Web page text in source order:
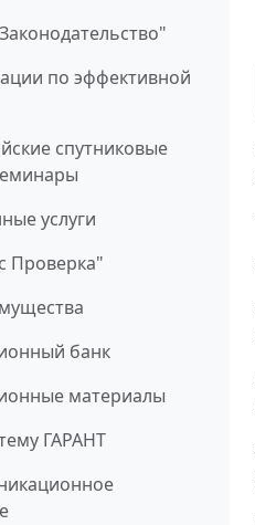
по эффективной
спутниковые
услуги
Проверка"
банк
материалы
ГАРАНТ